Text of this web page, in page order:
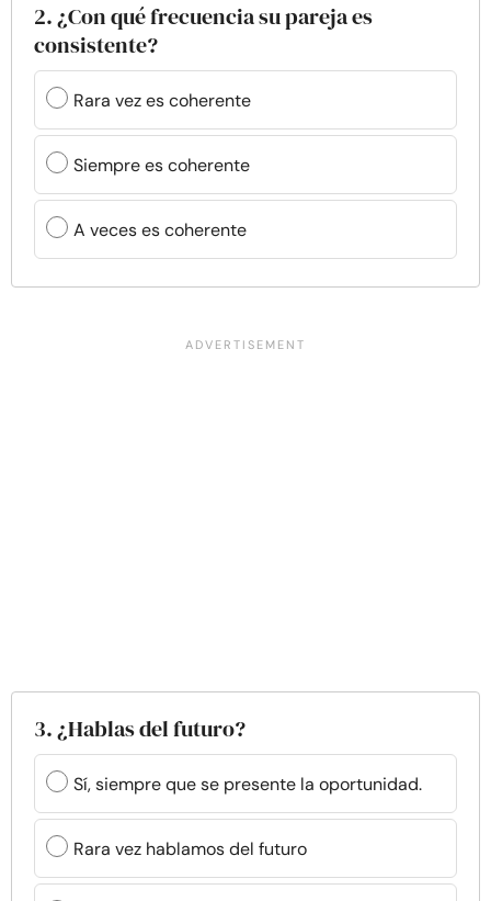
2. ¿Con qué frecuencia su pareja es
consistente?
Rara vez es coherente
Siempre es coherente
A veces es coherente
3. ¿Hablas del futuro?
Sí, siempre que se presente la oportunidad.
Rara vez hablamos del futuro